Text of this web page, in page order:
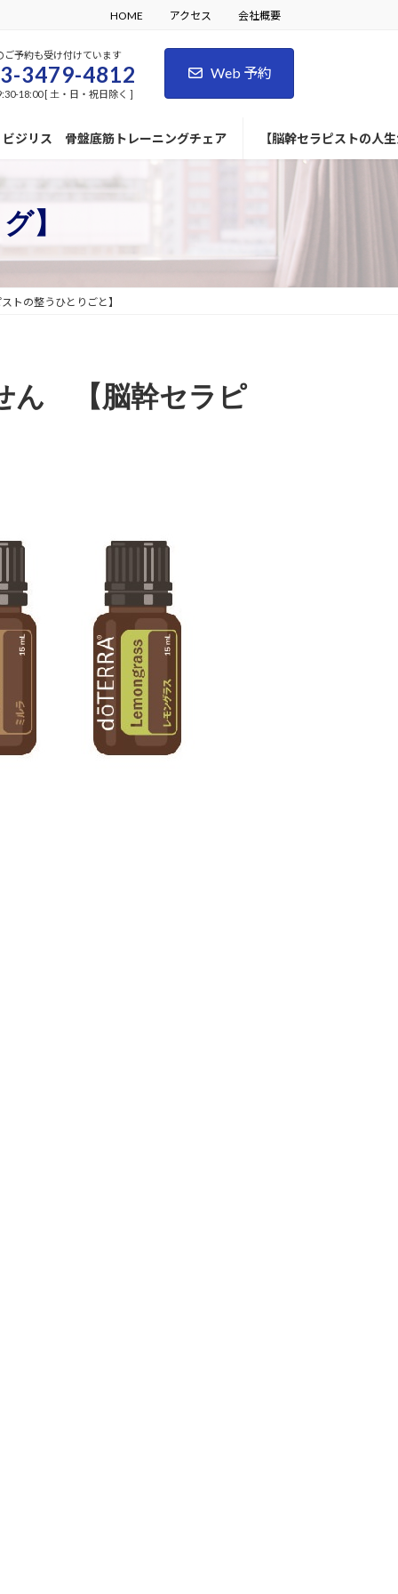
HOME アクセス 会社概要
ご予約も受け付けています
3479-4812
18:00 [ 土・日・祝日除く ]
Web 予約
ビジリス 骨盤底筋トレーニングチェア 【脳幹セラピストの人
】
トの整うひとりごと】
ん 【脳幹セラピ